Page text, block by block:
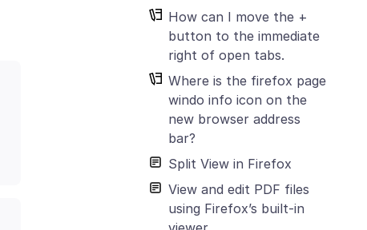
How can I move the +
button to the immediate
right of open tabs.
Where is the firefox page
windo info icon on the
new browser address
bar?
Split View in Firefox
View and edit PDF files
using Firefox’s built-in